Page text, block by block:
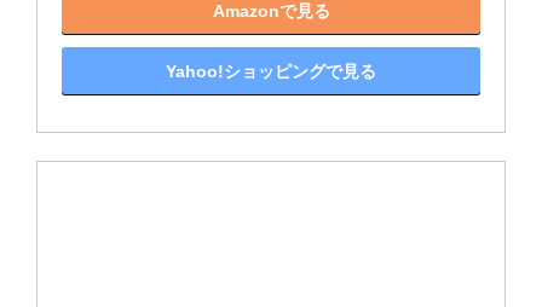
Amazonで見る
Yahoo!ショッピングで見る